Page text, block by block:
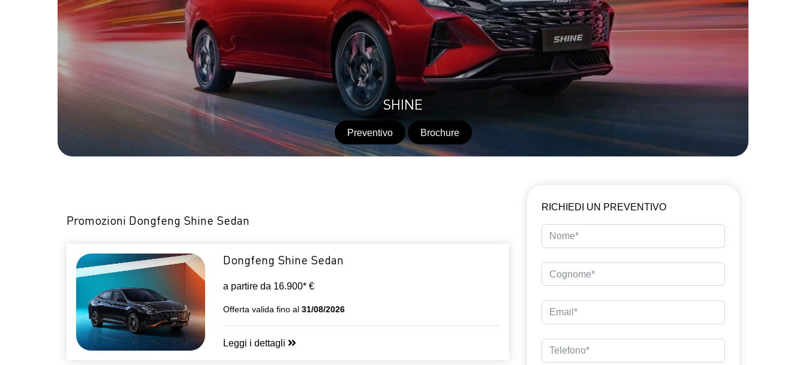
SHINE
Preventivo Brochure
Promozioni Dongfeng Shine Sedan
Dongfeng Shine Sedan
a partire da 16.900* €
Offerta valida fino al31/08/2026
Leggi i dettagli
RICHIEDI UN PREVENTIVO